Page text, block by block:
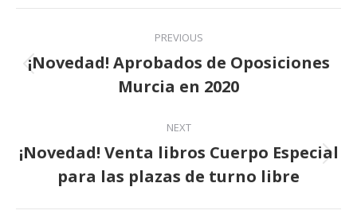
navigation
PREVIOUS
Previous
post:
¡Novedad! Aprobados de Oposiciones
Murcia en 2020
NEXT
Next
post:
¡Novedad! Venta libros Cuerpo Especial
para las plazas de turno libre